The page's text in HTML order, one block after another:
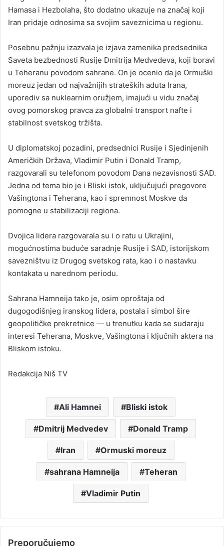
Hamasa i Hezbolaha, što dodatno ukazuje na značaj koji
Iran pridaje odnosima sa svojim saveznicima u regionu.
Posebnu pažnju izazvala je izjava zamenika predsednika
Saveta bezbednosti Rusije Dmitrija Medvedeva, koji boravi
u Teheranu povodom sahrane. On je ocenio da je Ormuški
moreuz jedan od najvažnijih strateških aduta Irana,
uporediv sa nuklearnim oružjem, imajući u vidu značaj
ovog pomorskog pravca za globalni transport nafte i
stabilnost svetskog tržišta.
U diplomatskoj pozadini, predsednici Rusije i Sjedinjenih
Američkih Država, Vladimir Putin i Donald Tramp,
razgovarali su telefonom povodom Dana nezavisnosti SAD.
Jedna od tema bio je i Bliski istok, uključujući pregovore
Vašingtona i Teherana, kao i spremnost Moskve da
pomogne u stabilizaciji regiona.
Dvojica lidera razgovarala su i o ratu u Ukrajini,
mogućnostima buduće saradnje Rusije i SAD, istorijskom
savezništvu iz Drugog svetskog rata, kao i o nastavku
kontakata u narednom periodu.
Sahrana Hamneija tako je, osim oproštaja od
dugogodišnjeg iranskog lidera, postala i simbol šire
geopolitičke prekretnice — u trenutku kada se sudaraju
interesi Teherana, Moskve, Vašingtona i ključnih aktera na
Bliskom istoku.
Redakcija Niš TV
Ali Hamnei Bliski istok
Dmitrij Medvedev Donald Tramp
Iran Ormuski moreuz
sahrana Hamneija Teheran
Vladimir Putin
Preporučujemo